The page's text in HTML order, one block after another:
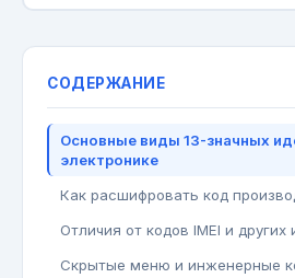
СОДЕРЖАНИЕ
Основные виды 13-значных
электронике
Как расшифровать код
Отличия от кодов IMEI и других
Скрытые меню и инженерные